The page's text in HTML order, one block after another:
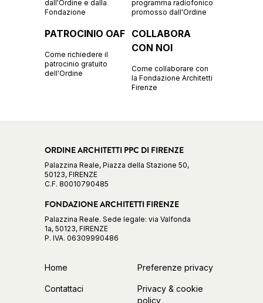
dall'Ordine e dalla
Fondazione
programma radiofonico
promosso dall'Ordine
PATROCINIO OAF
Come richiedere il
patrocinio gratuito
dell'Ordine
COLLABORA
CON NOI
Come collaborare con
la Fondazione Architetti
Firenze
ORDINE ARCHITETTI PPC DI FIRENZE
Palazzina Reale, Piazza della Stazione 50,
50123, FIRENZE
C.F. 80010790485
FONDAZIONE ARCHITETTI FIRENZE
Palazzina Reale. Sede legale: via Valfonda
1a, 50123, FIRENZE
P. IVA. 06309990486
Home
Contattaci
Preferenze privacy
Privacy & cookie
policy